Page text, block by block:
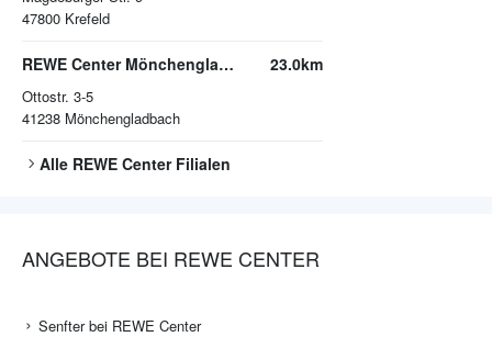
47800 Krefeld
REWE Center Mönchengladbach
Ottostr. 3-5
41238 Mönchengladbach
23.0km
Alle REWE CenterFilialen
ANGEBOTE BEI REWE CENTER
Senfter bei REWE Center